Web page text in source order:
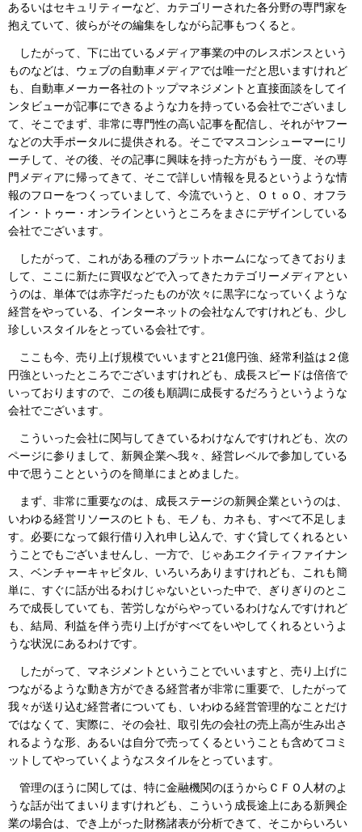
あるいはセキュリティーなど、カテゴリーされた各分野の専門家を
抱えていて、彼らがその編集をしながら記事もつくると。
したがって、下に出ているメディア事業の中のレスポンスという
ものなどは、ウェブの自動車メディアでは唯一だと思いますけれど
も、自動車メーカー各社のトップマネジメントと直接面談をしてイ
ンタビューが記事にできるような力を持っている会社でございまし
て、そこでまず、非常に専門性の高い記事を配信し、それがヤフー
などの大手ポータルに提供される。そこでマスコンシューマーにリ
ーチして、その後、その記事に興味を持った方がもう一度、その専
門メディアに帰ってきて、そこで詳しい情報を見るというような情
報のフローをつくっていまして、今流でいうと、ＯｔｏＯ、オフラ
イン・トゥー・オンラインというところをまさにデザインしている
会社でございます。
したがって、これがある種のプラットホームになってきておりま
して、ここに新たに買収などで入ってきたカテゴリーメディアとい
うのは、単体では赤字だったものが次々に黒字になっていくような
経営をやっている、インターネットの会社なんですけれども、少し
珍しいスタイルをとっている会社です。
ここも今、売り上げ規模でいいますと21億円強、経常利益は２億
円強といったところでございますけれども、成長スピードは倍倍で
いっておりますので、この後も順調に成長するだろうというような
会社でございます。
こういった会社に関与してきているわけなんですけれども、次の
ページに参りまして、新興企業へ我々、経営レベルで参加している
中で思うことというのを簡単にまとめました。
まず、非常に重要なのは、成長ステージの新興企業というのは、
いわゆる経営リソースのヒトも、モノも、カネも、すべて不足しま
す。必要になって銀行借り入れ申し込んで、すぐ貸してくれるとい
うことでもございませんし、一方で、じゃあエクイティファイナン
ス、ベンチャーキャピタル、いろいろありますけれども、これも簡
単に、すぐに話が出るわけじゃないといった中で、ぎりぎりのとこ
ろで成長していても、苦労しながらやっているわけなんですけれど
も、結局、利益を伴う売り上げがすべてをいやしてくれるというよ
うな状況にあるわけです。
したがって、マネジメントということでいいますと、売り上げに
つながるような動き方ができる経営者が非常に重要で、したがって
我々が送り込む経営者についても、いわゆる経営管理的なことだけ
ではなくて、実際に、その会社、取引先の会社の売上高が生み出さ
れるような形、あるいは自分で売ってくるということも含めてコミ
ットしてやっていくようなスタイルをとっています。
管理のほうに関しては、特に金融機関のほうからＣＦＯ人材のよ
うな話が出てまいりますけれども、こういう成長途上にある新興企
業の場合は、でき上がった財務諸表が分析できて、そこからいろい